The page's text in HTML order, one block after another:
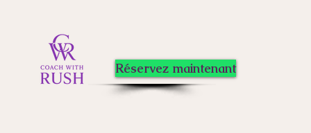
Réservez maintenant